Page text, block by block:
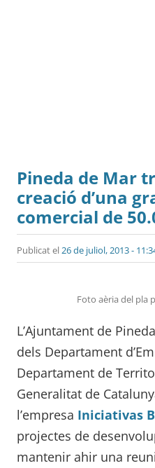
Pineda de Mar
creació d’una
comercial de
Publicat el26 de juliol, 2013 -
Foto aèria del pla
L’Ajuntament de
dels Departament
Departament de
Generalitat de
l’empresa Iniciativas
projectes de
mantenir ahir una